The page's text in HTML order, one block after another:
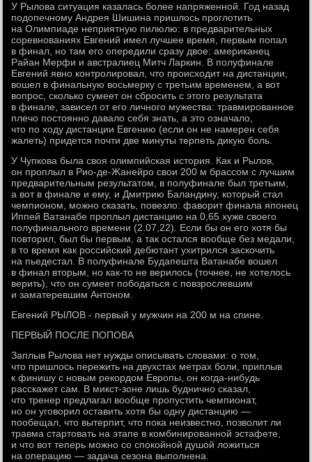
У Рылова ситуация казалась более напряженной. Год назад
подопечному Андрея Шишина пришлось проглотить
на Олимпиаде неприятную пилюлю: в предварительных
соревнованиях Евгений имел лучшее время, первым попал
в финал, но там его опередили сразу двое: американец
Райан Мерфи и австралиец Митч Ларкин. В полуфинале
Евгений явно контролировал, что происходит на дистанции,
вошел в финальную восьмерку с третьим временем, а вот
вопрос, сколько сумеет он сбросить с этого результата
в финале, зависел от его личного мужества: травмированное
плечо постоянно давало себя знать, а это означало,
что по ходу дистанции Евгению (если он не намерен себя
жалеть) придется почти две минуты терпеть дикую боль.
У Чупкова была своя олимпийская история. Как и Рылов,
он проплыл в Рио-де-Жанейро свои 200 м брассом с лучшим
предварительным результатом, в полуфинале был третьим,
а вот в финале и ему, и Дмитрию Баландину, который стал
чемпионом, можно сказать, повезло: фаворит финала японец
Иппей Ватанабе проплыл дистанцию на 0,65 хуже своего
полуфинального времени (2.07,22). Если бы он его хотя бы
повторил, был бы первым, а так остался вообще без медали,
в то время как российский дебютант ухитрился заскочить
на пьедестал. В полуфинале Будапешта Ватанабе вошел
в финал вторым, но как-то не верилось (точнее, не хотелось
верить), что он сумеет пободаться с повзрослевшим
и заматеревшим Антоном.
Евгений РЫЛОВ - первый у мужчин на 200 м на спине.
ПЕРВЫЙ ПОСЛЕ ПОПОВА
Заплыв Рылова нет нужды описывать словами: о том,
что пришлось пережить на двухстах метрах боли, приплыв
к финишу с новым рекордом Европы, он когда-нибудь
расскажет сам. В микст-зоне лишь буднично сказал,
что тренер предлагал вообще пропустить чемпионат,
но он уговорил оставить хотя бы одну дистанцию —
пообещал, что вытерпит, что пока неизвестно, позволит ли
травма стартовать на этапе в комбинированной эстафете,
и что вот теперь можно со спокойной душой ложиться
на операцию — задача сезона выполнена.